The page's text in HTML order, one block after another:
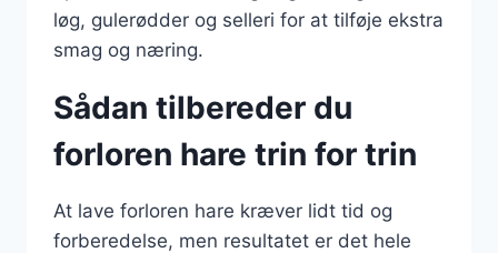
løg, gulerødder og selleri for at tilføje ekstra
smag og næring.
Sådan tilbereder du
forloren hare trin for trin
At lave forloren hare kræver lidt tid og
forberedelse, men resultatet er det hele